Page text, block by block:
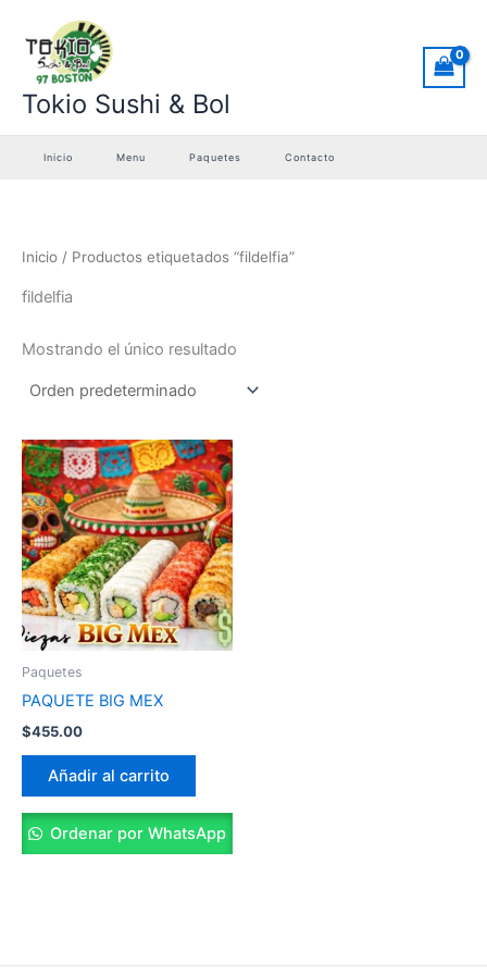
contenido
Tokio Sushi & Bol
Inicio Menu Paquetes Contacto
Inicio / Productos etiquetados “fildelfia”
fildelfia
Mostrando el único resultado
Paquetes
PAQUETE BIG MEX
$455.00
Añadir al carrito
Ordenar por WhatsApp